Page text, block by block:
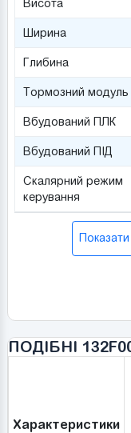
Висота
Ширина
Глибина
Тормозний модуль
Вбудований ПЛК
Вбудований ПІД
Скалярний режим
керування
Показати
ПОДІБНІ
Характеристики